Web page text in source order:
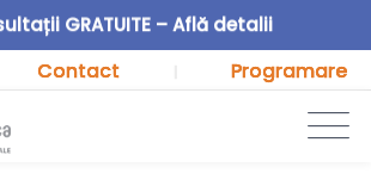
GRATUITE – Află detalii
Contact Programare